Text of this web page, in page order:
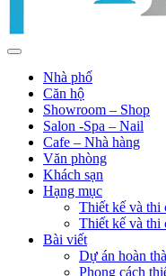
Nhà phố
Căn hộ
Showroom – Shop
Salon -Spa – Nail
Cafe – Nhà hàng
Văn phòng
Khách sạn
Hạng mục
Thiết kế và thi
Thiết kế và thi
Bài viết
Dự án hoàn
Phong cách